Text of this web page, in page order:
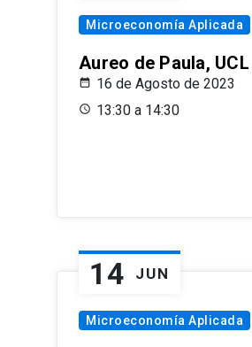
Microeconomía Aplicada
Aureo de Paula, UCL
16 de Agosto de 2023
13:30 a 14:30
14 JUN
Microeconomía Aplicada